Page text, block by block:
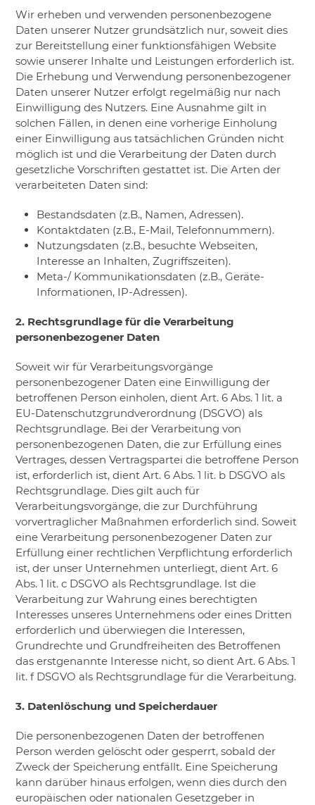
Wir erheben und verwenden personenbezogene
Daten unserer Nutzer grundsätzlich nur, soweit dies
zur Bereitstellung einer funktionsfähigen Website
sowie unserer Inhalte und Leistungen erforderlich ist.
Die Erhebung und Verwendung personenbezogener
Daten unserer Nutzer erfolgt regelmäßig nur nach
Einwilligung des Nutzers. Eine Ausnahme gilt in
solchen Fällen, in denen eine vorherige Einholung
einer Einwilligung aus tatsächlichen Gründen nicht
möglich ist und die Verarbeitung der Daten durch
gesetzliche Vorschriften gestattet ist. Die Arten der
verarbeiteten Daten sind:
Bestandsdaten (z.B., Namen, Adressen).
Kontaktdaten (z.B., E-Mail, Telefonnummern).
Nutzungsdaten (z.B., besuchte Webseiten,
Interesse an Inhalten, Zugriffszeiten).
Meta-/ Kommunikationsdaten (z.B., Geräte-
Informationen, IP-Adressen).
2. Rechtsgrundlage für die Verarbeitung
personenbezogener Daten
Soweit wir für Verarbeitungsvorgänge
personenbezogener Daten eine Einwilligung der
betroffenen Person einholen, dient Art. 6 Abs. 1 lit. a
EU-Datenschutzgrundverordnung (DSGVO) als
Rechtsgrundlage. Bei der Verarbeitung von
personenbezogenen Daten, die zur Erfüllung eines
Vertrages, dessen Vertragspartei die betroffene Person
ist, erforderlich ist, dient Art. 6 Abs. 1 lit. b DSGVO als
Rechtsgrundlage. Dies gilt auch für
Verarbeitungsvorgänge, die zur Durchführung
vorvertraglicher Maßnahmen erforderlich sind. Soweit
eine Verarbeitung personenbezogener Daten zur
Erfüllung einer rechtlichen Verpflichtung erforderlich
ist, der unser Unternehmen unterliegt, dient Art. 6
Abs. 1 lit. c DSGVO als Rechtsgrundlage. Ist die
Verarbeitung zur Wahrung eines berechtigten
Interesses unseres Unternehmens oder eines Dritten
erforderlich und überwiegen die Interessen,
Grundrechte und Grundfreiheiten des Betroffenen
das erstgenannte Interesse nicht, so dient Art. 6 Abs. 1
lit. f DSGVO als Rechtsgrundlage für die Verarbeitung.
3. Datenlöschung und Speicherdauer
Die personenbezogenen Daten der betroffenen
Person werden gelöscht oder gesperrt, sobald der
Zweck der Speicherung entfällt. Eine Speicherung
kann darüber hinaus erfolgen, wenn dies durch den
europäischen oder nationalen Gesetzgeber in